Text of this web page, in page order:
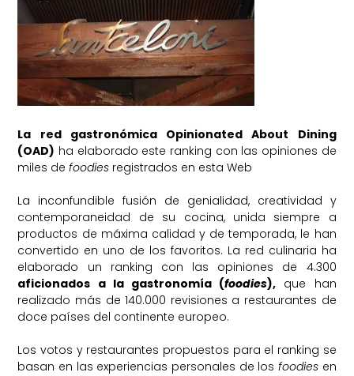
La red gastronómica Opinionated About Dining
(OAD) ha elaborado este ranking con las opiniones de
miles defoodies registrados en esta Web
La inconfundible fusión de genialidad, creatividad y
contemporaneidad de su cocina, unida siempre a
productos de máxima calidad y de temporada, le han
convertido en uno de los favoritos. La red culinaria ha
elaborado un ranking con las opiniones de 4.300
aficionados a la gastronomía (foodies), que han
realizado más de 140.000 revisiones a restaurantes de
doce países del continente europeo.
Los votos y restaurantes propuestos para el ranking se
basan en las experiencias personales de los foodies en